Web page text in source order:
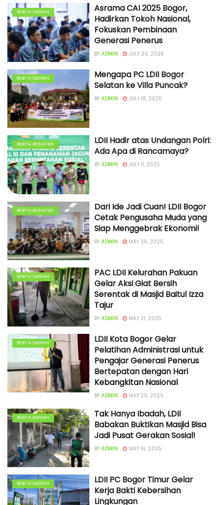
BERITA DAERAH
Asrama CAI 2025 Bogor,
Hadirkan Tokoh Nasional,
Fokuskan Pembinaan
Generasi Penerus
BY ADMIN JULY 29, 2025
BERITA DAERAH
Mengapa PC LDII Bogor
Selatan ke Villa Puncak?
BY ADMIN JULY 18, 2025
BERITA KEGIATAN
LDII Hadir atas Undangan Polri:
Ada Apa di Rancamaya?
BY ADMIN JULY 11, 2025
BERITA KEGIATAN
Dari Ide Jadi Cuan! LDII Bogor
Cetak Pengusaha Muda yang
Siap Menggebrak Ekonomi!
BY ADMIN MAY 26, 2025
BERITA DAERAH
PAC LDII Kelurahan Pakuan
Gelar Aksi Giat Bersih
Serentak di Masjid Baitul Izza
Tajur
BY ADMIN MAY 21, 2025
BERITA DAERAH
LDII Kota Bogor Gelar
Pelatihan Administrasi untuk
Pengajar Generasi Penerus
Bertepatan dengan Hari
Kebangkitan Nasional
BY ADMIN MAY 20, 2025
BERITA DAERAH
Tak Hanya Ibadah, LDII
Babakan Buktikan Masjid Bisa
Jadi Pusat Gerakan Sosial!
BY ADMIN MAY 19, 2025
BERITA DAERAH
LDII PC Bogor Timur Gelar
Kerja Bakti Kebersihan
Lingkungan